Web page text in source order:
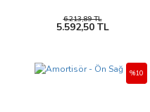
6.213,89 TL
5.592,50 TL
%10